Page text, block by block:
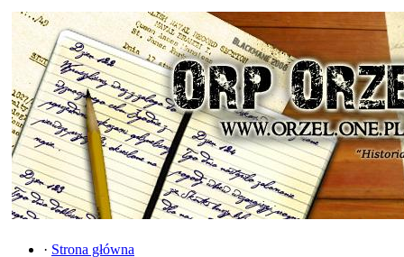
· Strona główna